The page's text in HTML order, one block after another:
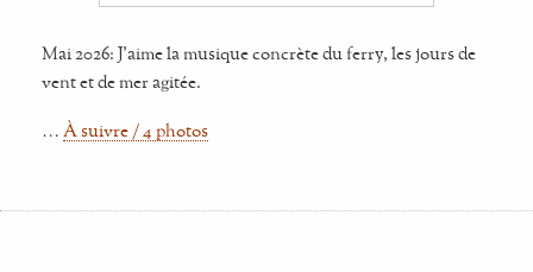
Mai 2026: J'aime la musique concrète du ferry, les jours de
vent et de mer agitée.
… À suivre / 4 photos